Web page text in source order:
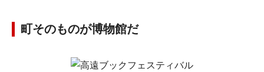
町そのものが博物館だ